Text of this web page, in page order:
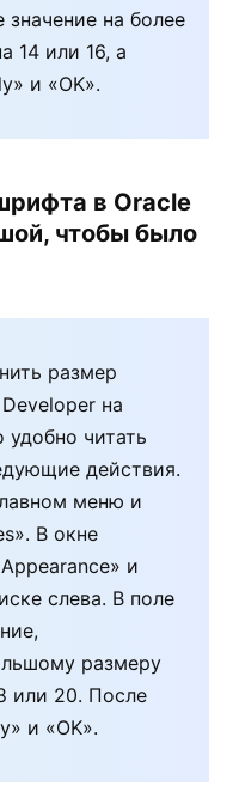
значение на более
14 или 16, а
и «OK».
в Oracle
чтобы было
размер
на
читать
действия.
меню и
В окне
и
слева. В поле
размеру
или 20. После
и «OK».